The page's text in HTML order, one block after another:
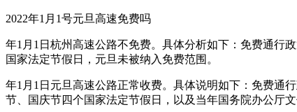
2022年1月1号元旦高速免费吗
年1月1日杭州高速公路不免费。具体分析如下：免费通行
国家法定节假日，元旦未被纳入免费范围。
年1月1日元旦高速公路正常收费。具体说明如下：免费通
节、国庆节四个国家法定节假日，以及当年国务院办公厅